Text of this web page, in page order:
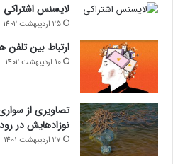
لایسنس اشتراکی
25 اردیبهشت 1402
ارتباط بین
10 اردیبهشت 1402
تصاویری از
نوزادهایش در
27 اردیبهشت 1401